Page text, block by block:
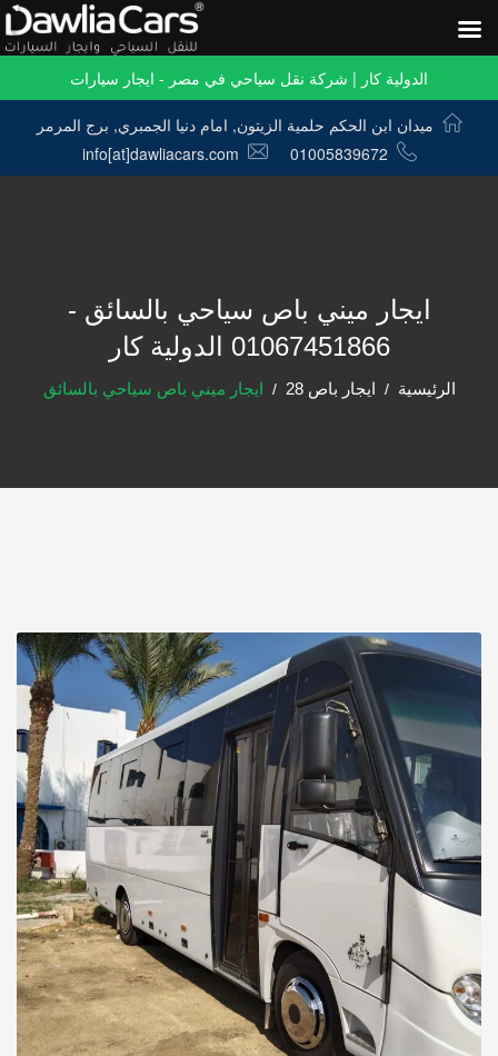
الدولية كار | شركة نقل سياحي في مصر - ايجار سيارات
ميدان ابن الحكم حلمية الزيتون, امام دنيا الجمبري, برج المرمر
01005839672
info[at]dawliacars.com
ايجار ميني باص سياحي بالسائق -
01067451866 الدولية كار
الرئيسية ايجار باص 28 ايجار ميني باص سياحي بالسائق